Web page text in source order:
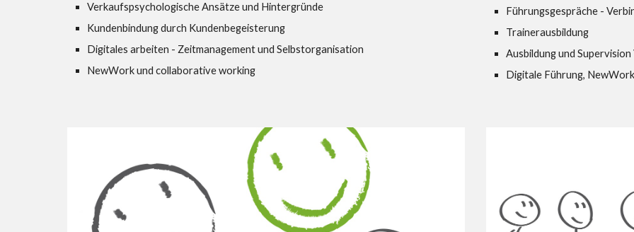
Verkaufspsychologische Ansätze und Hintergründe
Kundenbindung durch Kundenbegeisterung
Digitales arbeiten - Zeitmanagement und Selbstorganisation
NewWork und collaborative working
Führungsgespräche -
Trainerausbildung
Ausbildung und
Digitale Führung,